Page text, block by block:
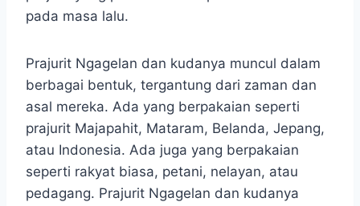
pada masa lalu.
Prajurit Ngagelan dan kudanya muncul dalam
berbagai bentuk, tergantung dari zaman dan
asal mereka. Ada yang berpakaian seperti
prajurit Majapahit, Mataram, Belanda, Jepang,
atau Indonesia. Ada juga yang berpakaian
seperti rakyat biasa, petani, nelayan, atau
pedagang. Prajurit Ngagelan dan kudanya